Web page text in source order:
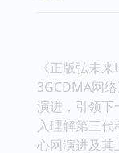
《正版弘未
3GCDMA网
演进，引领下
入理解第三
心网演进及其